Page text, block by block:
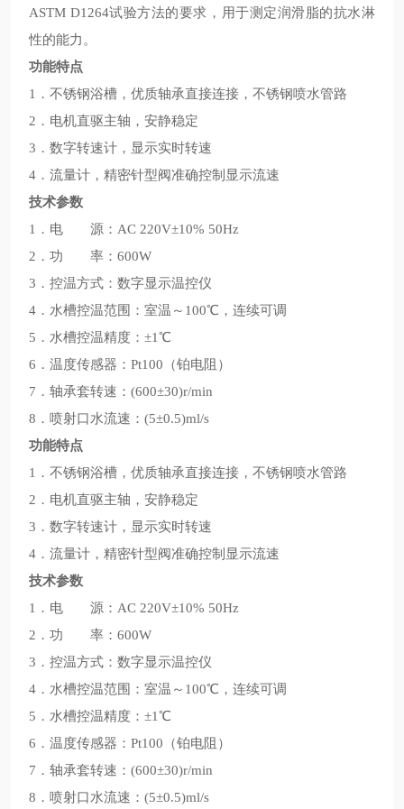
ASTM D1264试验方法的要求，用于测定润滑脂的抗水淋
性的能力。
功能特点
1．不锈钢浴槽，优质轴承直接连接，不锈钢喷水管路
2．电机直驱主轴，安静稳定
3．数字转速计，显示实时转速
4．流量计，精密针型阀准确控制显示流速
技术参数
1．电 源：AC 220V±10% 50Hz
2．功 率：600W
3．控温方式：数字显示温控仪
4．水槽控温范围：室温～100℃，连续可调
5．水槽控温精度：±1℃
6．温度传感器：Pt100（铂电阻）
7．轴承套转速：(600±30)r/min
8．喷射口水流速：(5±0.5)ml/s
功能特点
1．不锈钢浴槽，优质轴承直接连接，不锈钢喷水管路
2．电机直驱主轴，安静稳定
3．数字转速计，显示实时转速
4．流量计，精密针型阀准确控制显示流速
技术参数
1．电 源：AC 220V±10% 50Hz
2．功 率：600W
3．控温方式：数字显示温控仪
4．水槽控温范围：室温～100℃，连续可调
5．水槽控温精度：±1℃
6．温度传感器：Pt100（铂电阻）
7．轴承套转速：(600±30)r/min
8．喷射口水流速：(5±0.5)ml/s